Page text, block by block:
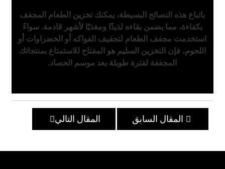
باتباع هذه النصائح البسيطة، يمكنك تخزين الطعام المجفف
بكفاءة، مما يضمن بقاءه لذيذًا ومغذيًا لأشهر قادمة. سواءً
استخدمت مجفف الطعام لتجفيف الفواكه أو الخضراوات أو
اللحوم، فإن التخزين السليم هو المفتاح للاستمتاع بمنتجاتك
المجففة لفترة طويلة بعد موسم الحصاد.
المقال السابق المقال التالي